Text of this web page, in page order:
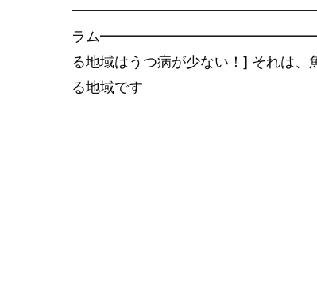
━━━━━━━━━━━━━━━━━━◆
ラム
る地域はうつ病が少ない！] それは、
る地域です